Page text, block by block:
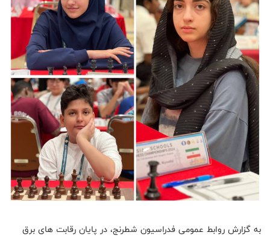
به گزارش روابط عمومی فدراسیون شطرنج، در پایان رقابت های برق